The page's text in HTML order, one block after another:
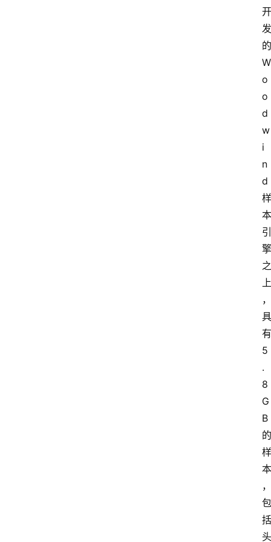
开
发
的
W
o
o
d
w
i
n
d
样
本
引
擎
之
上
，
具
有
5
.
8
G
B
的
样
本
，
包
括
头